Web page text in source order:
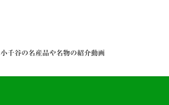
小千谷の名産品や名物の紹介動画